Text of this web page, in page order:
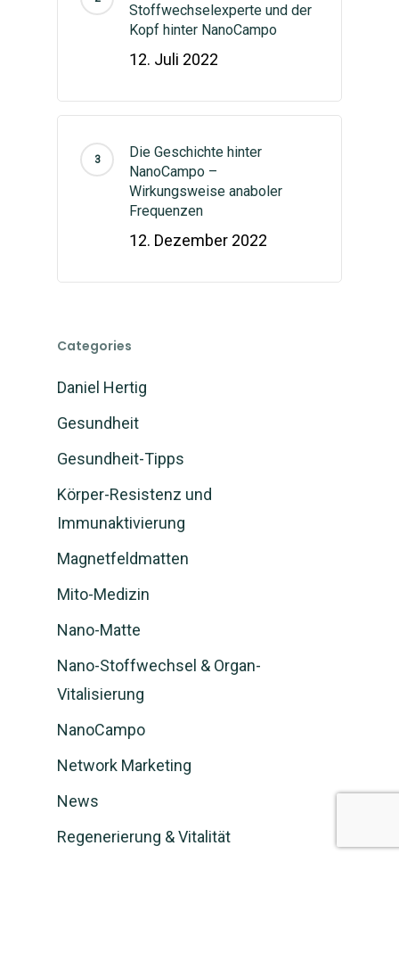
Stoffwechselexperte und der
Kopf hinter NanoCampo
12. Juli 2022
Die Geschichte hinter
NanoCampo –
Wirkungsweise anaboler
Frequenzen
12. Dezember 2022
Categories
Daniel Hertig
Gesundheit
Gesundheit-Tipps
Körper-Resistenz und
Immunaktivierung
Magnetfeldmatten
Mito-Medizin
Nano-Matte
Nano-Stoffwechsel & Organ-
Vitalisierung
NanoCampo
Network Marketing
News
Regenerierung & Vitalität